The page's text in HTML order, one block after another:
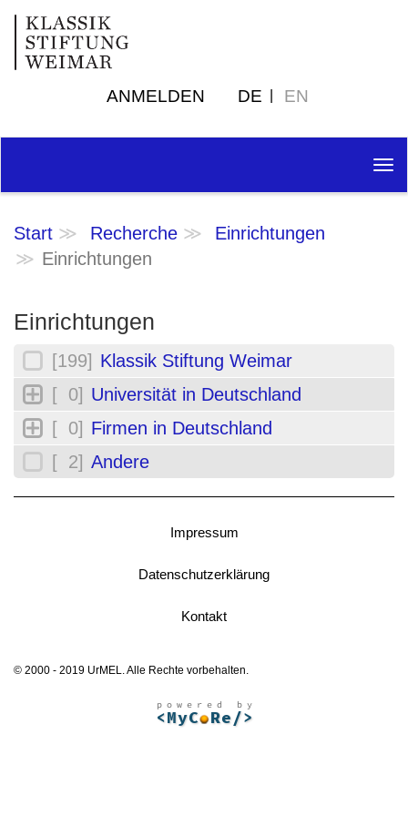
ANMELDEN DE EN
Start Recherche
Einrichtungen
Einrichtungen
Einrichtungen
[199] Klassik Stiftung Weimar
[ 0] Universität in Deutschland
[ 0] Firmen in Deutschland
[ 2] Andere
Impressum
Datenschutzerklärung
Kontakt
© 2000 - 2019 UrMEL. Alle Rechte vorbehalten.